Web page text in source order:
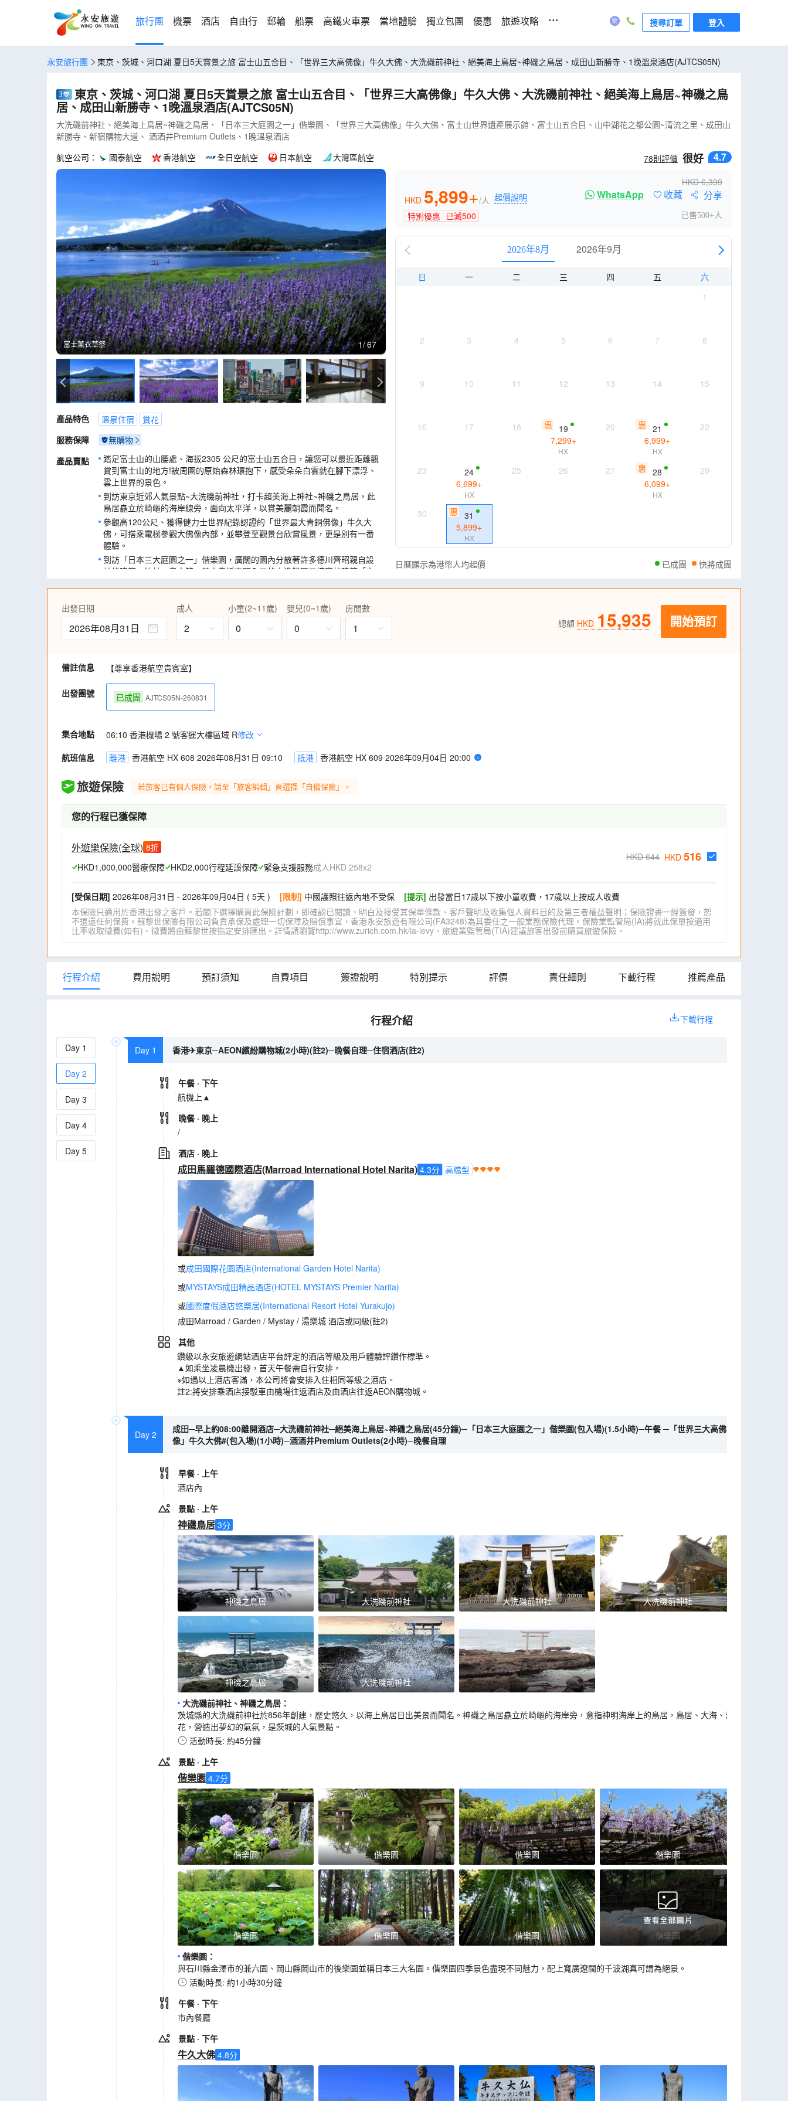
旅行團 機票 酒店 自由行 郵輪 船票 高鐵火車票 當地體驗 獨立包團 優惠 旅遊攻略 ... 搜尋訂單 登入
永安旅行團 東京、茨城、河口湖 夏日5天賞景之旅 富士山五合目、「世界三大高佛像」牛久大佛、大洗磯前神社、絕美海上鳥居~神磯之鳥居、成田山新勝寺、1晚溫泉酒店(AJTCS05N)
東京、茨城、河口湖 夏日5天賞景之旅 富士山五合目、「世界三大高佛像」牛久大佛、大洗磯前神社、絕美海上鳥居~神磯之鳥
居、成田山新勝寺、1晚溫泉酒店(AJTCS05N)
大洗磯前神社、絕美海上鳥居~神磯之鳥居、「日本三大庭園之一」偕樂園、「世界三大高佛像」牛久大佛、富士山世界遺產展示館、富士山五合目、山中湖花之都公園~清流之里、成田山
新勝寺、新宿購物大道、 酒酒井Premium Outlets、1晚溫泉酒店
航空公司：
國泰航空 香港航空 全日空航空 日本航空 大灣區航空 78則評價 很好 4.7
富士薰衣草祭
富士薰衣草祭 1 67
產品特色 溫泉住宿
賞花
服務保障
無購物
產品賣點
踏足富士山的山腰處、海拔2305 公尺的富士山五合目，讓您可以最近距離觀
賞到富士山的地方!被周圍的原始森林環抱下，感受朵朵白雲就在腳下漂浮、
雲上世界的景色。
到訪東京近郊人氣景點~大洗磯前神社，打卡超美海上神社~神磯之鳥居，此
鳥居矗立於崎嶇的海岸線旁，面向太平洋，以賞美麗朝霞而聞名。
參觀高120公尺、獲得健力士世界紀錄認證的「世界最大青銅佛像」牛久大
佛，可搭乘電梯參觀大佛像內部，並攀登至觀景台欣賞風景，更是別有一番
體驗。
到訪「日本三大庭園之一」偕樂園，廣闊的園內分散著許多德川齊昭親自設
計的建築、竹林、泉水等，其中靠近東門入口的木造雙層三樓高的建築「文
往清流之里區域。夏日時份，放眼是一片金黃色的向日葵花海與清新粉嫩的
波斯菊交織出的浪漫景色，配上藍天、青山，漸層色系宛如童話，美不勝收!
(註4)
河口湖薰衣草祭（大石公園/八木崎公園）( 6月20日至7月15日出發適用)(註
4,5)
HKD6,399
HKD 5,899+/人 起價說明
特別優惠 已減500
WhatsApp 收藏 分享
已售500+人
2026年8月 2026年9月
日 一 二 三 四 五
六
1
2 3 4 5 6 7 8
9 10 11 12 13 14 15
16 17 18 惠
19
7,299+
HX
20 惠
21
6,999+
HX
22
23
24
6,699+
HX
25 26 27 惠
28
6,099+
HX
29
30 惠
31
5,899+
HX
日曆顯示為港幣人均起價 已成團 快將成團
出發日期
2026年08月31日
成人
2
小童(2~11歲)
0
嬰兒(0~1歲)
0
房間數
1 總額 HKD 15,935 開始預訂
備註信息 【尊享香港航空貴賓室】
出發團號 已成團 AJTCS05N-260831
集合地點 06:10 香港機場 2 號客運大樓區域 R修改
航班信息
離港 香港航空 HX 608 2026年08月31日 09:10 抵港 香港航空 HX 609 2026年09月04日 20:00
旅遊保險 若旅客已有個人保險，請至「旅客編輯」頁選擇「自備保險」。
您的行程已獲保障
外遊樂保險(全球) 8折
HKD1,000,000醫療保障 HKD2,000行程延誤保障 緊急支援服務成人HKD 258x2
HKD 644 HKD 516
[受保日期] 2026年08月31日 - 2026年09月04日 ( 5天 ) [限制] 中國護照往返內地不受保 [提示] 出發當日17歲以下按小童收費，17歲以上按成人收費
本保險只適用於香港出發之客戶。若閣下選擇購買此保險計劃，即確認已閱讀、明白及接受其保單條款、客戶聲明及收集個人資料目的及第三者權益聲明；保險證書一經簽發，恕
不退還任何保費。蘇黎世保險有限公司負責承保及處理一切保障及賠償事宜，香港永安旅遊有限公司(FA3248)為其委任之一般業務保險代理。保險業監管局(IA)將就此保單按適用
比率收取徵費(如有)。徵費將由蘇黎世按指定安排匯出。詳情請瀏覽http://www.zurich.com.hk/ia-levy。旅遊業監管局(TIA)建議旅客出發前購買旅遊保險。
行程介紹 費用說明 預訂須知 自費項目 簽證說明 特別提示 評價 責任細則 下載行程 推薦產品
行程介紹 下載行程
Day 1
Day 2
Day 3
Day 4
Day 5
Day 1 香港✈東京─AEON繽紛購物城(2小時)(註2)─晚餐自理─住宿酒店(註2)
午餐 · 下午
航機上▲
晚餐 · 晚上
/
酒店 · 晚上
成田馬羅德國際酒店(Marroad International Hotel Narita) 4.3分 高檔型
或成田國際花園酒店(International Garden Hotel Narita)
或MYSTAYS成田精品酒店(HOTEL MYSTAYS Premier Narita)
或國際度假酒店悠樂居(International Resort Hotel Yurakujo)
成田Marroad / Garden / Mystay / 湯樂城 酒店或同級(註2)
其他
鑽級以永安旅遊網站酒店平台評定的酒店等級及用戶體驗評鑽作標準。
▲如乘坐凌晨機出發，首天午餐需自行安排。
※如遇以上酒店客滿，本公司將會安排入住相同等級之酒店。
註2:將安排乘酒店接駁車由機場往返酒店及由酒店往返AEON購物城。
Day 2
成田─早上約08:00離開酒店─大洗磯前神社─絕美海上鳥居~神磯之鳥居(45分鐘)─「日本三大庭園之一」偕樂園(包入場)(1.5小時)─午餐 ─「世界三大高佛
像」牛久大佛#(包入場)(1小時)─酒酒井Premium Outlets(2小時)─晚餐自理
早餐 · 上午
酒店內
景點 · 上午
神磯鳥居 3分
神磯之鳥居 大洗磯前神社 大洗磯前神社 大洗磯前神社
神磯之鳥居
大洗磯前神社
大洗磯前神社、神磯之鳥居 ：
茨城縣的大洗磯前神社於856年創建，歷史悠久，以海上鳥居日出美景而聞名。神磯之鳥居矗立於崎嶇的海岸旁，意指神明海岸上的鳥居，鳥居、大海、浪
花，營造出夢幻的氣氛，是茨城的人氣景點。
活動時長: 約45分鐘
景點 · 上午
偕樂園 4.7分
偕樂園 偕樂園 偕樂園 偕樂園
偕樂園 偕樂園 偕樂園
偕樂園
偕樂園 ：
與石川縣金澤市的兼六園、岡山縣岡山市的後樂園並稱日本三大名園。偕樂園四季景色盡現不同魅力，配上寬廣遼闊的千波湖真可謂為絕景。
活動時長: 約1小時30分鐘
午餐 · 下午
市內餐廳
景點 · 下午
牛久大佛 4.8分